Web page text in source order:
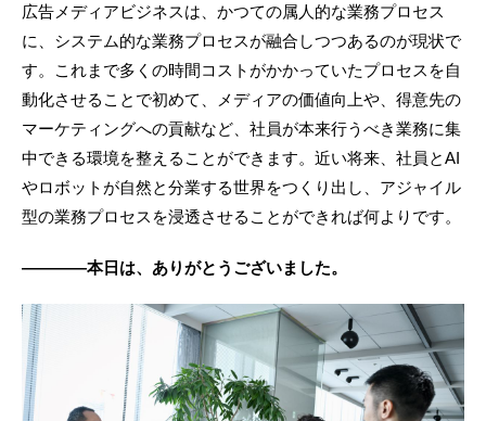
広告メディアビジネスは、かつての属人的な業務プロセス
に、システム的な業務プロセスが融合しつつあるのが現状で
す。これまで多くの時間コストがかかっていたプロセスを自
動化させることで初めて、メディアの価値向上や、得意先の
マーケティングへの貢献など、社員が本来行うべき業務に集
中できる環境を整えることができます。近い将来、社員とAI
やロボットが自然と分業する世界をつくり出し、アジャイル
型の業務プロセスを浸透させることができれば何よりです。
————本日は、ありがとうございました。